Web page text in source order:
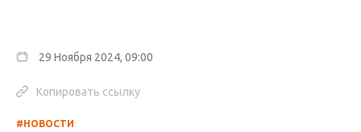
29 Ноября 2024, 09:00
Копировать ссылку
#НОВОСТИ